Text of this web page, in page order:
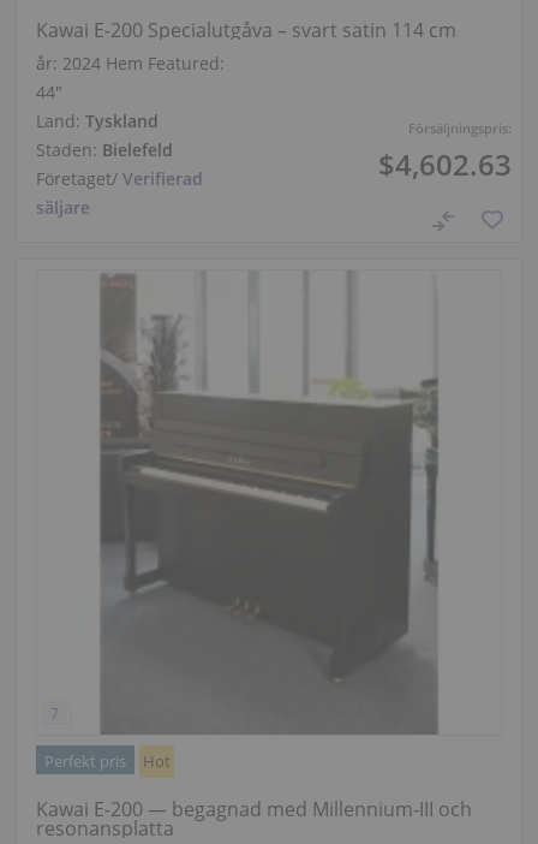
Försäljningspris:
$4,602.63
Kawai E-200 Specialutgåva – svart satin 114 cm
år: 2024 Hem Featured:
44″
Land: Tyskland
Staden: Bielefeld
Företaget/ Verifierad
säljare
Perfekt pris Hot
Kawai E-200 — begagnad med Millennium‑III och
resonansplatta